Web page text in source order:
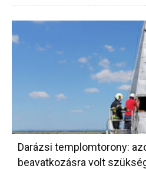
Darázsi templomtorony:
beavatkozásra volt